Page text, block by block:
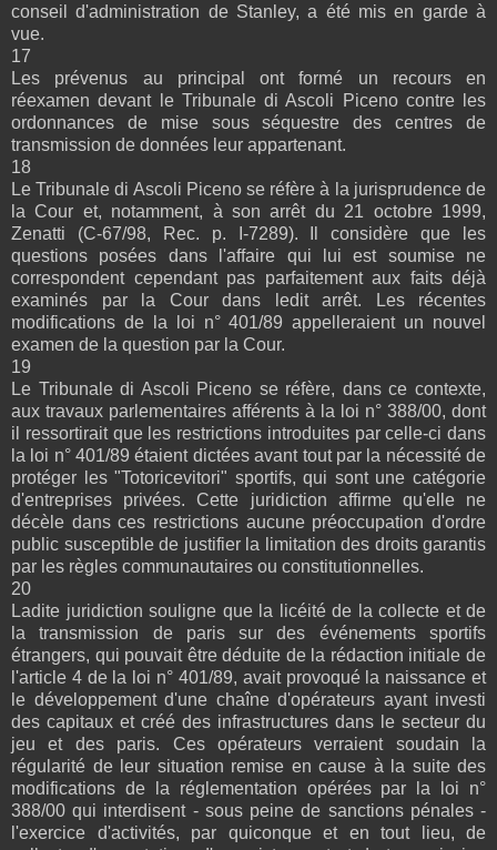
conseil d'administration de Stanley, a été mis en garde à
vue.
17
Les prévenus au principal ont formé un recours en
réexamen devant le Tribunale di Ascoli Piceno contre les
ordonnances de mise sous séquestre des centres de
transmission de données leur appartenant.
18
Le Tribunale di Ascoli Piceno se réfère à la jurisprudence de
la Cour et, notamment, à son arrêt du 21 octobre 1999,
Zenatti (C-67/98, Rec. p. I-7289). Il considère que les
questions posées dans l'affaire qui lui est soumise ne
correspondent cependant pas parfaitement aux faits déjà
examinés par la Cour dans ledit arrêt. Les récentes
modifications de la loi n° 401/89 appelleraient un nouvel
examen de la question par la Cour.
19
Le Tribunale di Ascoli Piceno se réfère, dans ce contexte,
aux travaux parlementaires afférents à la loi n° 388/00, dont
il ressortirait que les restrictions introduites par celle-ci dans
la loi n° 401/89 étaient dictées avant tout par la nécessité de
protéger les "Totoricevitori" sportifs, qui sont une catégorie
d'entreprises privées. Cette juridiction affirme qu'elle ne
décèle dans ces restrictions aucune préoccupation d'ordre
public susceptible de justifier la limitation des droits garantis
par les règles communautaires ou constitutionnelles.
20
Ladite juridiction souligne que la licéité de la collecte et de
la transmission de paris sur des événements sportifs
étrangers, qui pouvait être déduite de la rédaction initiale de
l'article 4 de la loi n° 401/89, avait provoqué la naissance et
le développement d'une chaîne d'opérateurs ayant investi
des capitaux et créé des infrastructures dans le secteur du
jeu et des paris. Ces opérateurs verraient soudain la
régularité de leur situation remise en cause à la suite des
modifications de la réglementation opérées par la loi n°
388/00 qui interdisent - sous peine de sanctions pénales -
l'exercice d'activités, par quiconque et en tout lieu, de